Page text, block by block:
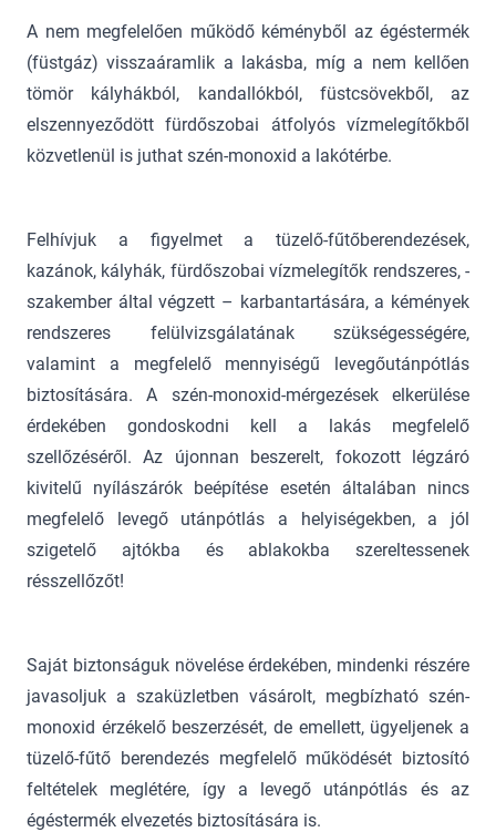
A nem megfelelően működő kéményből az égéstermék
(füstgáz) visszaáramlik a lakásba, míg a nem kellően
tömör kályhákból, kandallókból, füstcsövekből, az
elszennyeződött fürdőszobai átfolyós vízmelegítőkből
közvetlenül is juthat szén-monoxid a lakótérbe.
Felhívjuk a figyelmet a tüzelő-fűtőberendezések,
kazánok, kályhák, fürdőszobai vízmelegítők rendszeres, -
szakember által végzett – karbantartására, a kémények
rendszeres felülvizsgálatának szükségességére,
valamint a megfelelő mennyiségű levegőutánpótlás
biztosítására. A szén-monoxid-mérgezések elkerülése
érdekében gondoskodni kell a lakás megfelelő
szellőzéséről. Az újonnan beszerelt, fokozott légzáró
kivitelű nyílászárók beépítése esetén általában nincs
megfelelő levegő utánpótlás a helyiségekben, a jól
szigetelő ajtókba és ablakokba szereltessenek
résszellőzőt!
Saját biztonságuk növelése érdekében, mindenki részére
javasoljuk a szaküzletben vásárolt, megbízható szén-
monoxid érzékelő beszerzését, de emellett, ügyeljenek a
tüzelő-fűtő berendezés megfelelő működését biztosító
feltételek meglétére, így a levegő utánpótlás és az
égéstermék elvezetés biztosítására is.